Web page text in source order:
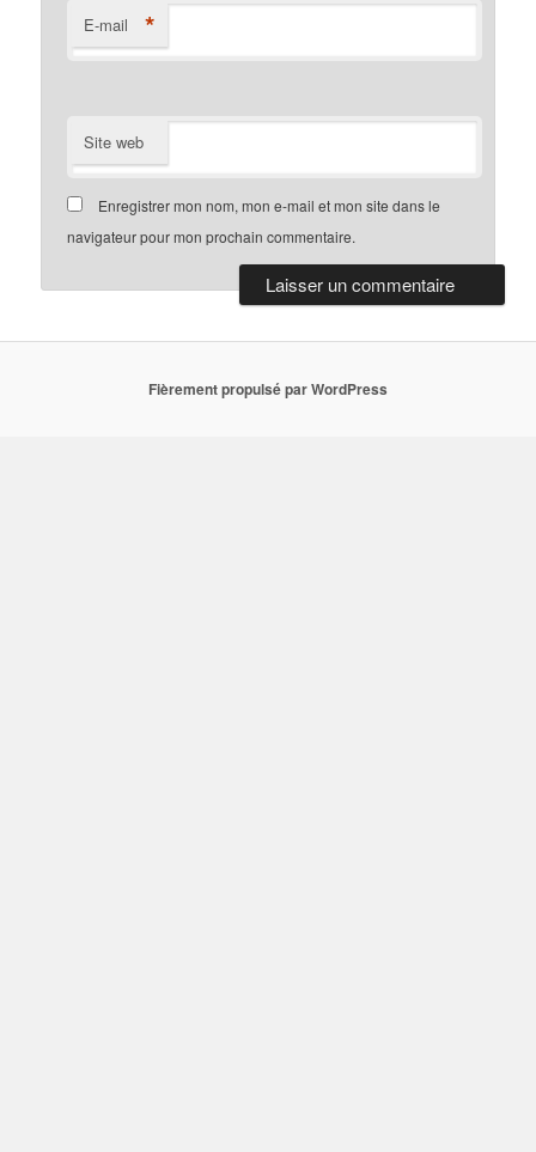
E-mail *
Site web
Enregistrer mon nom, mon e-mail et mon site dans le
navigateur pour mon prochain commentaire.
Fièrement propulsé par WordPress